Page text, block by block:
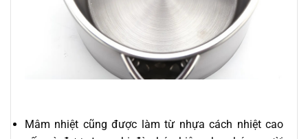
Mâm nhiệt cũng được làm từ nhựa cách nhiệt cao